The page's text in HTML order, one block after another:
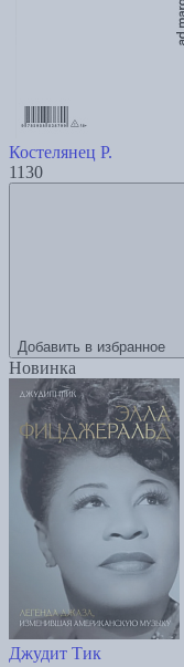
Костелянец Р.
1130
Добавить в избранное
Новинка
Джудит Тик